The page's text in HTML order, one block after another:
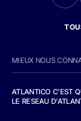
MIEUX NOUS
ATLANTICO C'EST
LE RESEAU